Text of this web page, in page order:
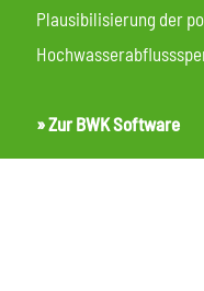
Plausibilisierung der
» Zur BWK Software